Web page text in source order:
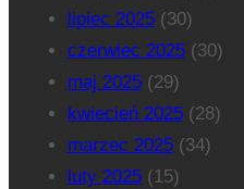
lipiec 2025(30)
czerwiec 2025(30)
maj 2025(29)
kwiecień 2025(28)
marzec 2025(34)
luty 2025(15)